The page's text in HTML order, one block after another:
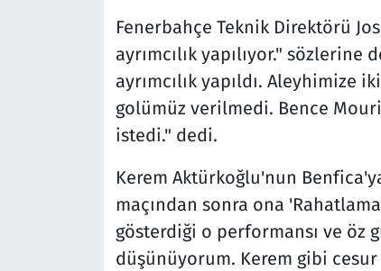
Fenerbahçe Teknik Direktörü
ayrımcılık yapılıyor."
ayrımcılık yapıldı. Aleyhimize
golümüz verilmedi. Bence
istedi." dedi.
Kerem Aktürkoğlu'nun
maçından sonra ona
gösterdiği o performansı ve öz
düşünüyorum. Kerem gibi